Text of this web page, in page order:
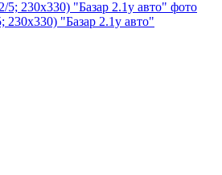
"Базар 2.1у авто"